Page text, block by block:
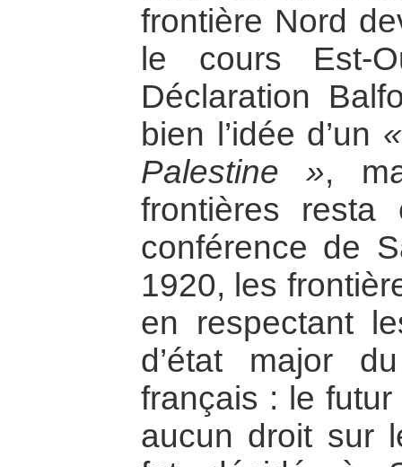
frontière Nord
le cours Est-
Déclaration
bien l’idée d’un
Palestine »,
frontières
conférence de
1920, les
en respectant
d’état major
français : le futur
aucun droit sur